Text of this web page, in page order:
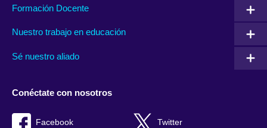
Formación Docente
Nuestro trabajo en educación
Sé nuestro aliado
Conéctate con nosotros
Facebook Twitter